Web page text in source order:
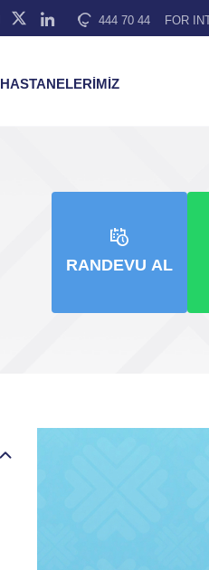
444 70 44 FOR
HASTANELERİMİZ
RANDEVU AL